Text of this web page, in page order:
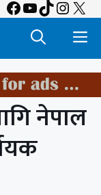
Facebook
YouTube
TikTok
X
नेपाल